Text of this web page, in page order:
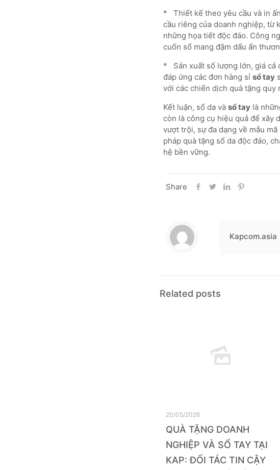
* Thiết kế theo yêu cầu và in
cầu riêng của doanh nghiệp, từ
những họa tiết độc đáo. Công
cuốn sổ mang đậm dấu ấn
* Sản xuất số lượng lớn, giá cả
đáp ứng các đơn hàng sỉ sổ tay
với các chiến dịch quà tặng
Kết luận, sổ da và sổ taylà
còn là công cụ hiệu quả để xây
vượt trội, sự đa dạng về mẫu
pháp quà tặng sổ da độc đáo,
hệ bền vững.
Share
Kapcom.asia
Related posts
20/05/2026
QUÀ TẶNG DOANH
NGHIỆP VÀ SỔ TAY TẠI
KAP: ĐỐI TÁC TIN CẬY